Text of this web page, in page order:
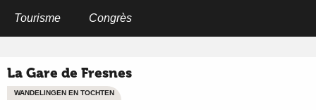
Tourisme Congrès
La Gare de Fresnes
WANDELINGEN EN TOCHTEN